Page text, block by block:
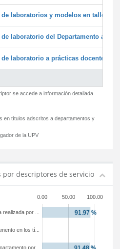
laboratorios y modelos en
laboratorio del Departamento a la
laboratorio a prácticas docentes y
se accede a información detallada
en títulos adscritos a departamentos y
de la UPV
por descriptores de servicio
0.00 50.00 100.00
por...
en los tí...
por ...